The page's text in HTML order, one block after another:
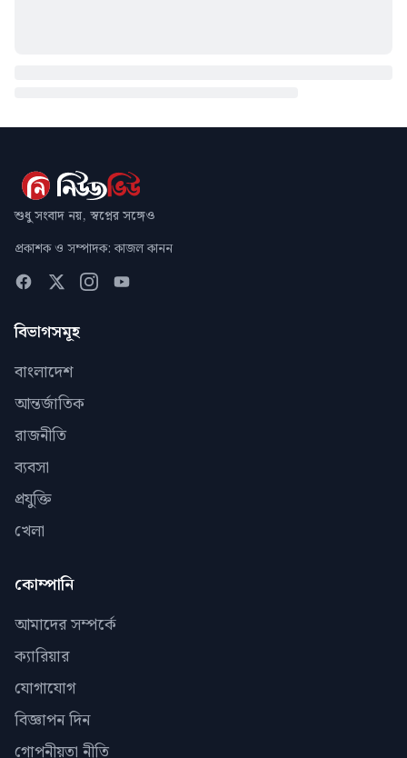
শুধু সংবাদ নয়, স্বপ্নের সঙ্গেও
প্রকাশক ও সম্পাদক: কাজল কানন
বিভাগসমূহ
বাংলাদেশ
আন্তর্জাতিক
রাজনীতি
ব্যবসা
প্রযুক্তি
খেলা
কোম্পানি
আমাদের সম্পর্কে
ক্যারিয়ার
যোগাযোগ
বিজ্ঞাপন দিন
গোপনীয়তা নীতি